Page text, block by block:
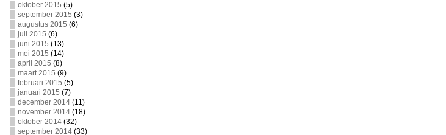
oktober 2015 (5)
september 2015 (3)
augustus 2015 (6)
juli 2015 (6)
juni 2015 (13)
mei 2015 (14)
april 2015 (8)
maart 2015 (9)
februari 2015 (5)
januari 2015 (7)
december 2014(11)
november 2014(18)
oktober 2014(32)
september 2014(33)